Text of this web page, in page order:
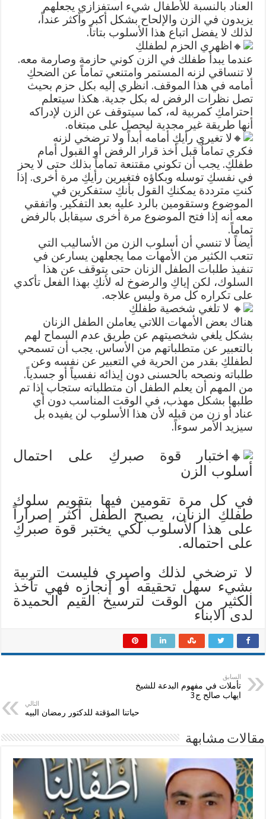
العناد بالنسبة للأطفال شيء استفزازي يجعلهم
يزيدون في الزن والإلحاح بشكل أكبر وأكثر عنداً،
لذلك لا يفضل اتباع هذا الأسلوب بتاتاً.
اظهري الحزم لطفلكِ
عندما يبدأ طفلك في الزن كوني حازمة وصارمة معه.
لا تنساقي لزنه المستمر وامتنعي تماماً عن الضحكِ
أمامه في هذا الموقف. انظري إليه بكل حزم بحيث
تصل نظرات الرفض له بكل جدية. هكذا سيتعلم
احترامكِ كمربية له، كما سيتوقف عن الزن لإدراكه
أنها طريقة غير مجدية ليحصل على مبتغاه.
لا تغيري رأيكِ أمامه أبداً ولا ترضخي لزنه
فكري تماماُ قبل أخذ قرار الرفض أو القبول أمام
طفلكِ. يجب أن تكوني مقتنعة تماماً بذلك حتى لا يحز
في نفسكِ توسله وبكاؤه فتغيرين رأيكِ مرة أخرى. إذا
كنتِ مترددة يمكنكِ القول بأنكِ ستفكرين في
الموضوع وستقومين بالرد عليه بعد التفكير. واتفقي
معه أنه إذا فتح الموضوع مرة أخرى سيقابل بالرفض
تماماً.
أيضاً لا تنسي أن أسلوب الزن من الأساليب التي
تتعب الكثير من الأمهات مما يجعلهن يسارعن في
تنفيذ طلبات الطفل الزنان حتى يتوقف عن هذا
السلوك، لكن إياكِ والرضوخ له لأنكِ بهذا الفعل تأكدي
على تكراره كل مرة وليس علاجه.
لا تلغي شخصية طفلكِ
هناك بعض الأمهات اللاتي يعاملن الطفل الزنان
بشكل يلغي شخصيتهم عن طريق عدم السماح لهم
بالتعبير عن متطلباتهم من الأساس. يجب أن تسمحي
لطفلكِ بقدر من الحرية في التعبير عن نفسه وعن
طلباته ونصحه بالحسنى دون إيذائه نفسياً أو جسدياً.
من المهم أن يعلم الطفل أن متطلباته ستجاب إذا تم
طلبها بشكل مهذب، في الوقت المناسب دون أي
عناد أو زن من قبله لأن هذا الأسلوب لن يفيده بل
سيزيد الأمر سوءاً.
اختبار قوة صبركِ على احتمال
أسلوب الزن
في كل مرة تقومين فيها بتقويم سلوك
طفلكِ الزنان، يصبح الطفل أكثر إصراراً
على هذا الأسلوب لكي يختبر قوة صبركِ
على احتماله.
لا ترضخي لذلك واصبري فليست التربية
بشيء سهل تحقيقه أو إنجازه فهي تأخذ
الكثير من الوقت لترسيخ القيم الحميدة
لدى الابناء
السابق
تأملات في مفهوم البدعة للشيخ
ايهاب صالح ج3
التالي
حياتنا المؤقتة للدكتور رمضان البيه
مقالات مشابهة